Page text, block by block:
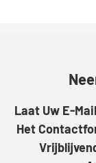
Laat Uw E-
Het